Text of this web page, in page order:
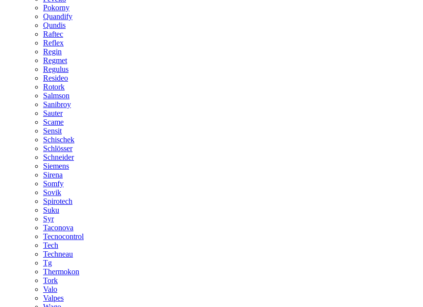
Pokorny
Quandify
Qundis
Raftec
Reflex
Regin
Regmet
Regulus
Resideo
Rotork
Salmson
Sanibroy
Sauter
Scame
Sensit
Schischek
Schlösser
Schneider
Siemens
Sirena
Somfy
Sovik
Spirotech
Suku
Syr
Taconova
Tecnocontrol
Tech
Techneau
Tg
Thermokon
Tork
Valo
Valpes